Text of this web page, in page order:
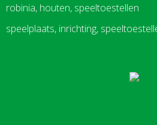
robinia, houten, speeltoestellen
speelplaats, inrichting,